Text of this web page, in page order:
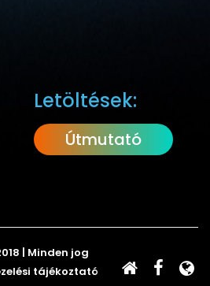
Letöltések:
Útmutató
| Minden jog
tájékoztató